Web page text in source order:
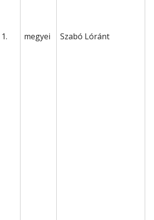
1. megyei Szabó Lóránt